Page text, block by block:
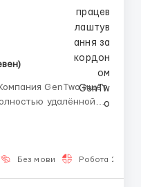
удалённой
расписание,
Без мови Робота 2-3